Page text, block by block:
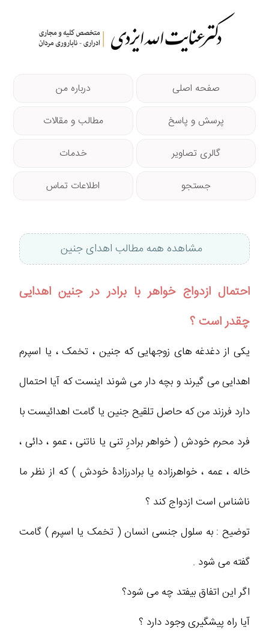
صفحه اصلی درباره من
پرسش و پاسخ مطالب و مقالات
گالری تصاویر خدمات
جستجو اطلاعات تماس
مشاهده همه مطالب اهدای جنین
احتمال ازدواج خواهر با برادر در جنین اهدایی
چقدر است ؟
یکی از دغدغه های زوجهایی که جنین ، تخمک ، یا اسپرم
اهدایی می گیرند و بچه دار می شوند اینست که آیا احتمال
دارد فرزند من که حاصل تلقیح جنین یا گامت اهدائیست با
فرد محرم خودش ( خواهر برادرِ تنی یا ناتنی ، عمو ، دائی ،
خاله ، عمه ، خواهرزاده یا برادرزادۀ خودش ) که از نظر ما
ناشناس است ازدواج کند ؟
توضیح : به سلول جنسی انسان ( تخمک یا اسپرم ) گامت
گفته می شود .
اگر این اتفاق بیفتد چه می شود؟
آیا راه پیشگیری وجود دارد ؟